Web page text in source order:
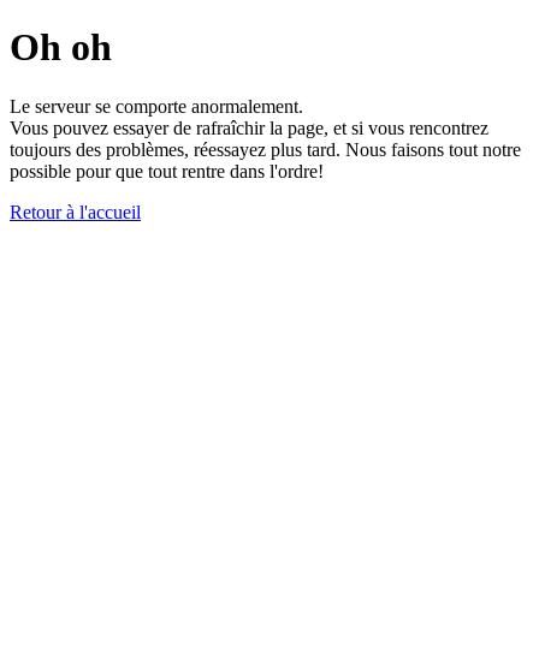
Oh oh
Le serveur se comporte anormalement.
Vous pouvez essayer de rafraîchir la page, et si vous rencontrez
toujours des problèmes, réessayez plus tard. Nous faisons tout notre
possible pour que tout rentre dans l'ordre!
Retour à l'accueil